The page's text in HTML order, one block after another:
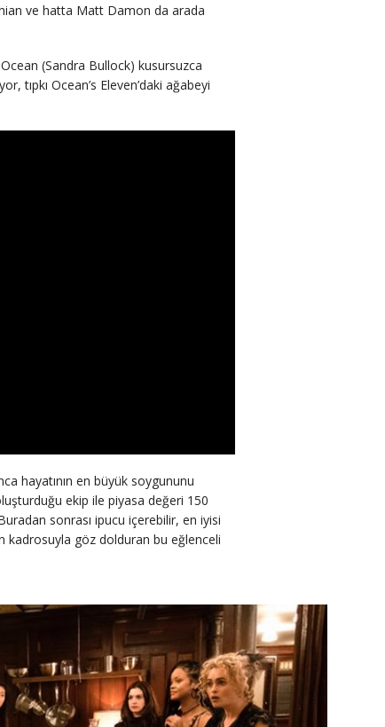
ve hatta Matt Damon da arada
Ocean (Sandra Bullock) kusursuzca
tıpkı Ocean’s Eleven’daki ağabeyi
hayatının en büyük soygununu
ekip ile piyasa değeri 150
sonrası ipucu içerebilir, en iyisi
kadrosuyla göz dolduran bu eğlenceli